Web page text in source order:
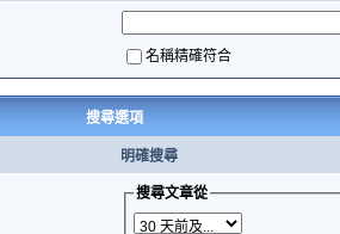
名稱精確符合
搜尋選項
明確搜尋
搜尋文章從